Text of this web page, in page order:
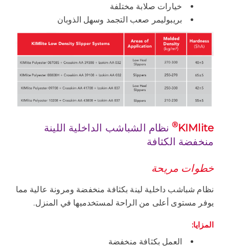
خيارات صلابة مختلفة
بريبوليمر صعب التجمد وسهل الذوبان
KIMlite
® نظام الشباشب الداخلية اللينة
منخفضة الكثافة
خطوات مريحة
نظام شباشب داخلية لينة بكثافة منخفضة ومرونة عالية مما
يوفر مستوى أعلى من الراحة لمستخدميها في المنزل.
المزايا:
العمل بكثافة منخفضة